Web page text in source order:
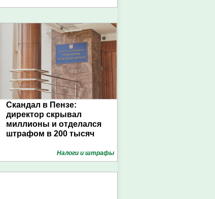
Скандал в Пензе:
директор скрывал
миллионы и отделался
штрафом в 200 тысяч
Налоги и штрафы